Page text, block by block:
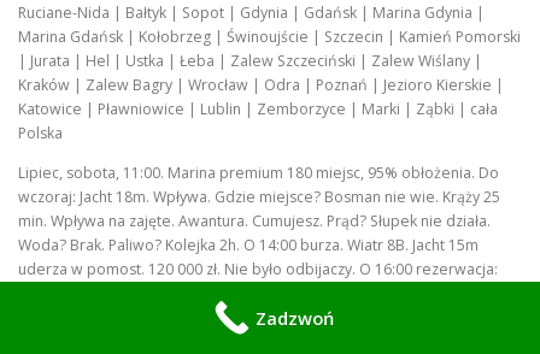
Ruciane-Nida | Bałtyk | Sopot | Gdynia | Gdańsk | Marina Gdynia |
Marina Gdańsk | Kołobrzeg | Świnoujście | Szczecin | Kamień Pomorski
| Jurata | Hel | Ustka | Łeba | Zalew Szczeciński | Zalew Wiślany |
Kraków | Zalew Bagry | Wrocław | Odra | Poznań | Jezioro Kierskie |
Katowice | Pławniowice | Lublin | Zemborzyce | Marki | Ząbki | cała
Polska
Lipiec, sobota, 11:00. Marina premium 180 miejsc, 95% obłożenia. Do
wczoraj: Jacht 18m. Wpływa. Gdzie miejsce? Bosman nie wie. Krąży 25
min. Wpływa na zajęte. Awantura. Cumujesz. Prąd? Słupek nie działa.
Woda? Brak. Paliwo? Kolejka 2h. O 14:00 burza. Wiatr 8B. Jacht 15m
uderza w pomost. 120 000 zł. Nie było odbijaczy. O 16:00 rezerwacja:
kotwicy. O 20:00 restauracja: 300 osób. Toalety brudne. Woda + prąd:
limit. O 23:00 kradzież: silnik zaburtowy 40 000 zł. Kamery? Nie widziały.
Zadzwoń